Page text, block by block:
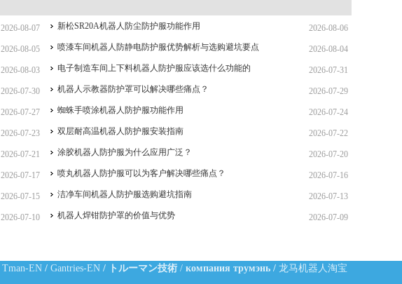
2026-08-07 2026-08-06
新松SR20A机器人防尘防护服功能作用
2026-08-05 2026-08-04
喷漆车间机器人防静电防护服优势解析与选购避坑要点
2026-08-03 2026-07-31
电子制造车间上下料机器人防护服应该选什么功能的
2026-07-30 2026-07-29
机器人示教器防护罩可以解决哪些痛点？
2026-07-27 2026-07-24
蜘蛛手喷涂机器人防护服功能作用
2026-07-23 2026-07-22
双层耐高温机器人防护服安装指南
2026-07-21 2026-07-20
涂胶机器人防护服为什么应用广泛？
2026-07-17 2026-07-16
喷丸机器人防护服可以为客户解决哪些痛点？
2026-07-15 2026-07-13
洁净车间机器人防护服选购避坑指南
2026-07-10 2026-07-09
机器人焊钳防护罩的价值与优势
Tman-EN/ Gantries-EN / トルーマン技術 / компания трумэнь/ 龙马机器人淘宝